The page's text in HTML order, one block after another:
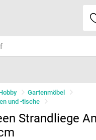
Gartenmöbel
und -tische
Strandliege